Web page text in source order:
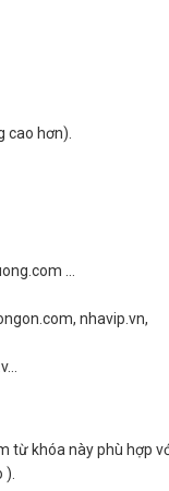
cao hơn).
…
nhavip.vn,
từ khóa này phù hợp